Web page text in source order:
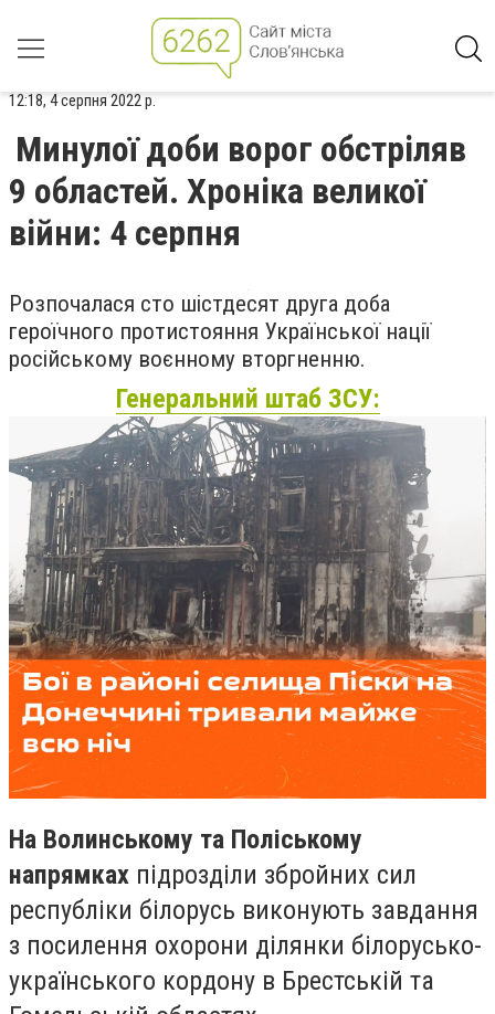
12:18, 4 серпня 2022 р.
Минулої доби ворог обстріляв
9 областей. Хроніка великої
війни: 4 серпня
Розпочалася сто шістдесят друга доба
героїчного протистояння Української нації
російському воєнному вторгненню.
Генеральний штаб ЗСУ:
На Волинському та Поліському
напрямках підрозділи збройних сил
республіки білорусь виконують завдання
з посилення охорони ділянки білорусько-
українського кордону в Брестській та